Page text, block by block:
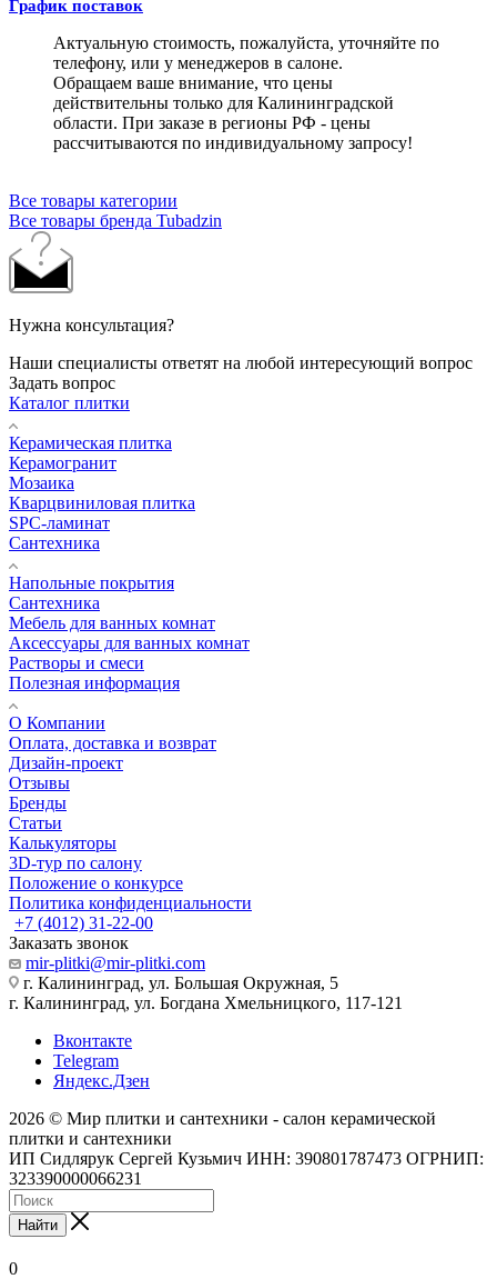
График поставок
Актуальную стоимость, пожалуйста, уточняйте по
телефону, или у менеджеров в салоне.
Обращаем ваше внимание, что цены
действительны только для Калининградской
области. При заказе в регионы РФ - цены
рассчитываются по индивидуальному запросу!
Все товары категории
Все товары бренда Tubadzin
Нужна консультация?
Наши специалисты ответят на любой интересующий вопрос
Задать вопрос
Каталог плитки
Керамическая плитка
Керамогранит
Мозаика
Кварцвиниловая плитка
SPC-ламинат
Сантехника
Напольные покрытия
Сантехника
Мебель для ванных комнат
Аксессуары для ванных комнат
Растворы и смеси
Полезная информация
О Компании
Оплата, доставка и возврат
Дизайн-проект
Отзывы
Бренды
Статьи
Калькуляторы
3D-тур по салону
Положение о конкурсе
Политика конфиденциальности
+7 (4012) 31-22-00
Заказать звонок
mir-plitki@mir-plitki.com
г. Калининград, ул. Большая Окружная, 5
г. Калининград, ул. Богдана Хмельницкого, 117-121
Вконтакте
Telegram
Яндекс.Дзен
2026 © Мир плитки и сантехники - салон керамической
плитки и сантехники
ИП Сидлярук Сергей Кузьмич ИНН: 390801787473 ОГРНИП:
323390000066231
Найти
0